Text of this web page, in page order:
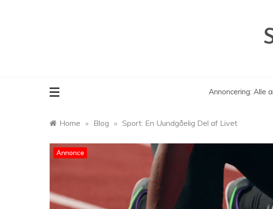
Annoncering: Alle
Home » Blog » Sport: En Uundgåelig Del af Livet
Annonce